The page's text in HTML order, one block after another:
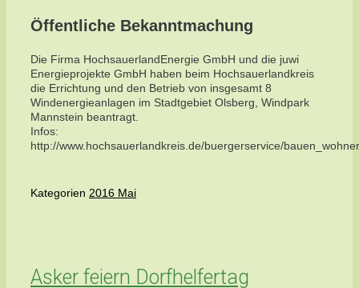
Öffentliche Bekanntmachung
Die Firma HochsauerlandEnergie GmbH und die juwi
Energieprojekte GmbH haben beim Hochsauerlandkreis
die Errichtung und den Betrieb von insgesamt 8
Windenergieanlagen im Stadtgebiet Olsberg, Windpark
Mannstein beantragt.
Infos:
http://www.hochsauerlandkreis.de/buergerservice/
Kategorien 2016 Mai
Asker feiern Dorfhelfertag